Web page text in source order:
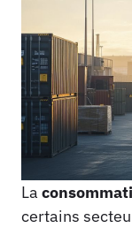
La
certains